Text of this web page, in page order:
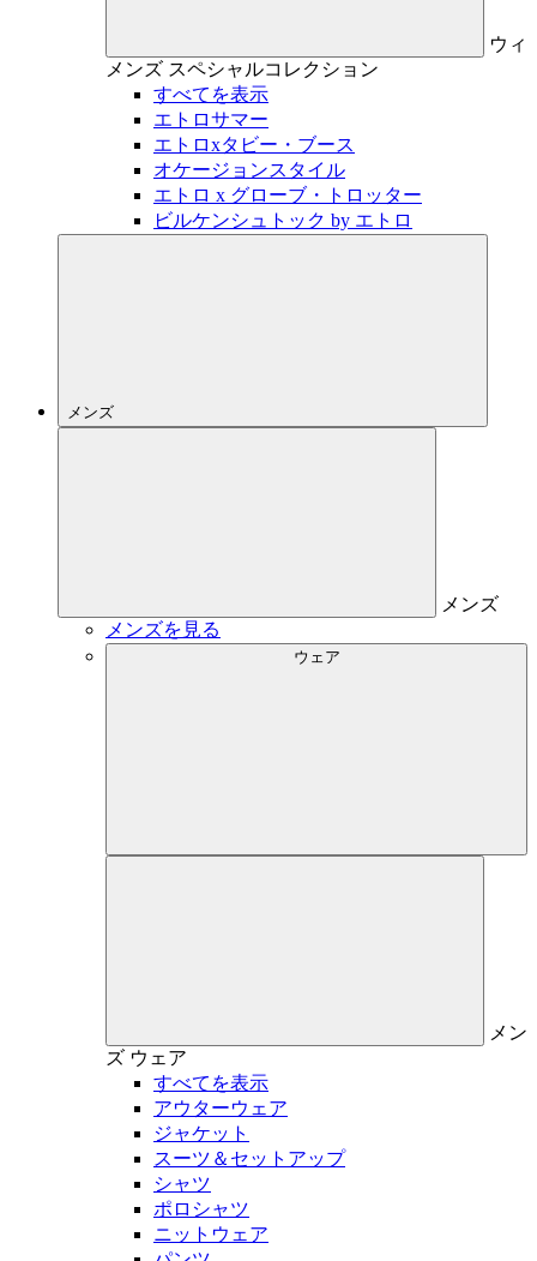
ウィ
メンズ スペシャルコレクション
すべてを表示
エトロサマー
エトロxタビー・ブース
オケージョンスタイル
エトロ x グローブ・トロッター
ビルケンシュトック by エトロ
メンズ
メンズ
メンズを見る
ウェア
メン
ズ ウェア
すべてを表示
アウターウェア
ジャケット
スーツ＆セットアップ
シャツ
ポロシャツ
ニットウェア